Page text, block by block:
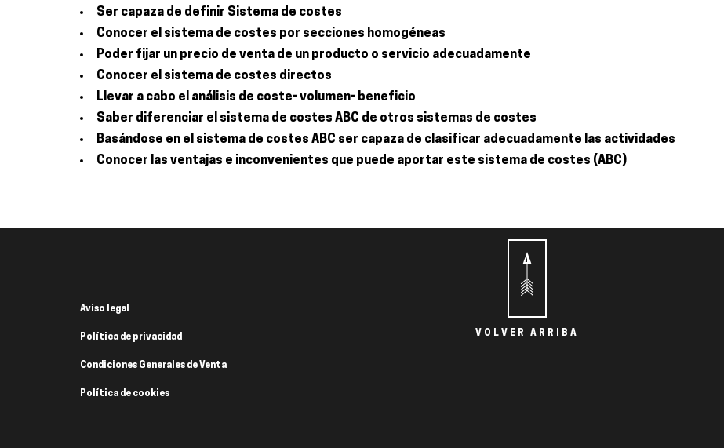
Ser capaza de definir Sistema de costes
Conocer el sistema de costes por secciones homogéneas
Poder fijar un precio de venta de un producto o servicio adecuadamente
Conocer el sistema de costes directos
Llevar a cabo el análisis de coste- volumen- beneficio
Saber diferenciar el sistema de costes ABC de otros sistemas de costes
Basándose en el sistema de costes ABC ser capaza de clasificar adecuadamente las actividades
Conocer las ventajas e inconvenientes que puede aportar este sistema de costes (ABC)
VOLVER ARRIBA
Aviso legal
Política de privacidad
Condiciones Generales de Venta
Política de cookies